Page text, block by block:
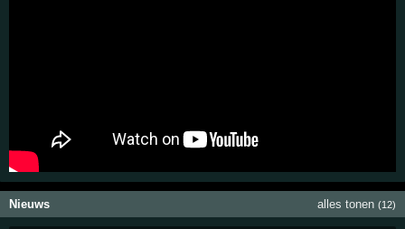
Nieuws alles tonen (12)